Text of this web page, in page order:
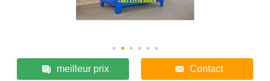
meilleur prix Contact